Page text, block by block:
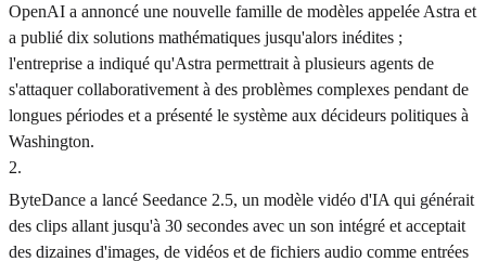
OpenAI a annoncé une nouvelle famille de modèles appelée Astra et
a publié dix solutions mathématiques jusqu'alors inédites ;
l'entreprise a indiqué qu'Astra permettrait à plusieurs agents de
s'attaquer collaborativement à des problèmes complexes pendant de
longues périodes et a présenté le système aux décideurs politiques à
Washington.
2.
ByteDance a lancé Seedance 2.5, un modèle vidéo d'IA qui générait
des clips allant jusqu'à 30 secondes avec un son intégré et acceptait
des dizaines d'images, de vidéos et de fichiers audio comme entrées